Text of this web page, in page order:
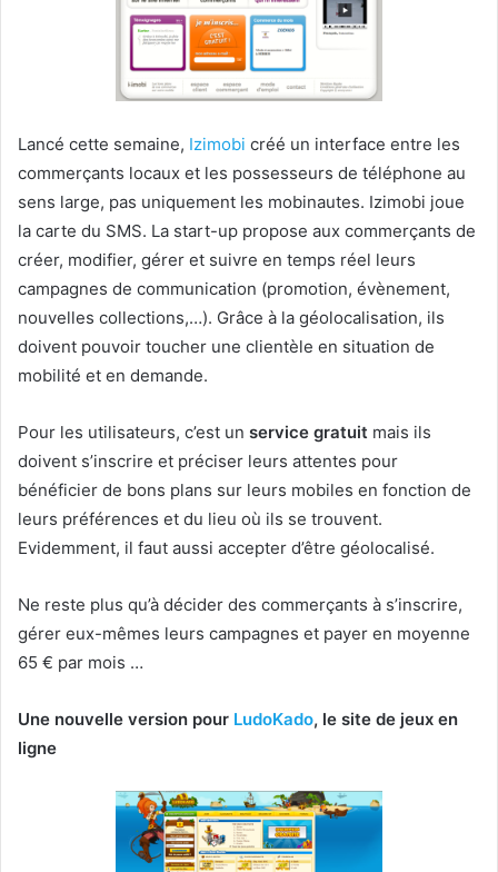
Lancé cette semaine, Izimobi créé un interface entre les
commerçants locaux et les possesseurs de téléphone au
sens large, pas uniquement les mobinautes. Izimobi joue
la carte du SMS. La start-up propose aux commerçants de
créer, modifier, gérer et suivre en temps réel leurs
campagnes de communication (promotion, évènement,
nouvelles collections,…). Grâce à la géolocalisation, ils
doivent pouvoir toucher une clientèle en situation de
mobilité et en demande.
Pour les utilisateurs, c’est un service gratuit mais ils
doivent s’inscrire et préciser leurs attentes pour
bénéficier de bons plans sur leurs mobiles en fonction de
leurs préférences et du lieu où ils se trouvent.
Evidemment, il faut aussi accepter d’être géolocalisé.
Ne reste plus qu’à décider des commerçants à s’inscrire,
gérer eux-mêmes leurs campagnes et payer en moyenne
65 € par mois …
Une nouvelle version pour LudoKado, le site de jeux en
ligne